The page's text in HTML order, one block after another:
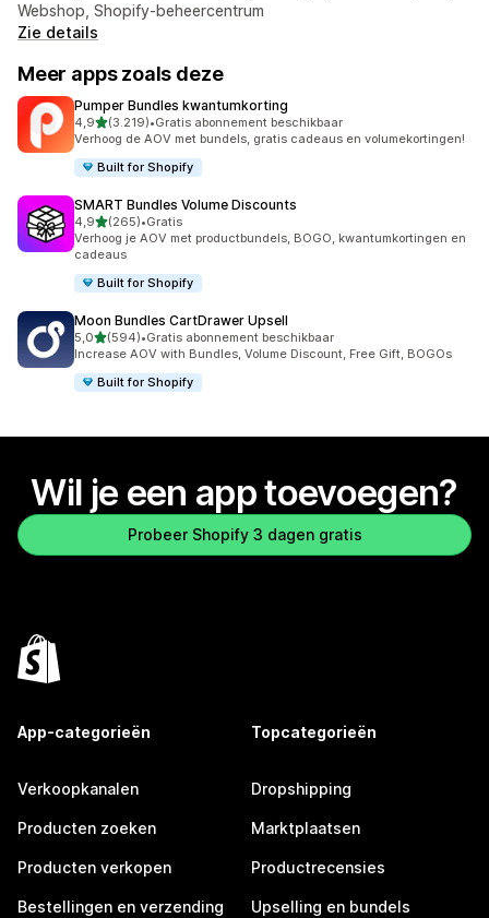
Webshop, Shopify-beheercentrum
Zie details
Meer apps zoals deze
Pumper Bundles kwantumkorting
4,9van 5 sterren
(3.219)
3219 recensies in totaal
•Gratis abonnement beschikbaar
Verhoog de AOV met bundels, gratis cadeaus en volumekortingen!
Built for Shopify
SMART Bundles Volume Discounts
4,9van 5 sterren
(265)
265 recensies in totaal
•Gratis
Verhoog je AOV met productbundels, BOGO, kwantumkortingen en
cadeaus
Built for Shopify
Moon Bundles CartDrawer Upsell
5,0van 5 sterren
(594)
594 recensies in totaal
•Gratis abonnement beschikbaar
Increase AOV with Bundles, Volume Discount, Free Gift, BOGOs
Built for Shopify
Wil je een app toevoegen?
Probeer Shopify 3 dagen gratis
App-categorieën
Verkoopkanalen
Producten zoeken
Producten verkopen
Bestellingen en verzending
Topcategorieën
Dropshipping
Marktplaatsen
Productrecensies
Upselling en bundels